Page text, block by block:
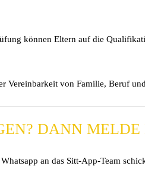
können Eltern auf die
Vereinbarkeit von Familie, Beruf
DANN
an das Sitt-App-Team